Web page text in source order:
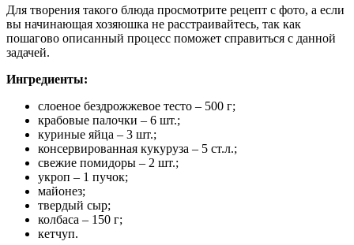
Для творения такого блюда просмотрите рецепт с фото, а если
вы начинающая хозяюшка не расстраивайтесь, так как
пошагово описанный процесс поможет справиться с данной
задачей.
Ингредиенты:
слоеное бездрожжевое тесто – 500 г;
крабовые палочки – 6 шт.;
куриные яйца – 3 шт.;
консервированная кукуруза – 5 ст.л.;
свежие помидоры – 2 шт.;
укроп – 1 пучок;
майонез;
твердый сыр;
колбаса – 150 г;
кетчуп.